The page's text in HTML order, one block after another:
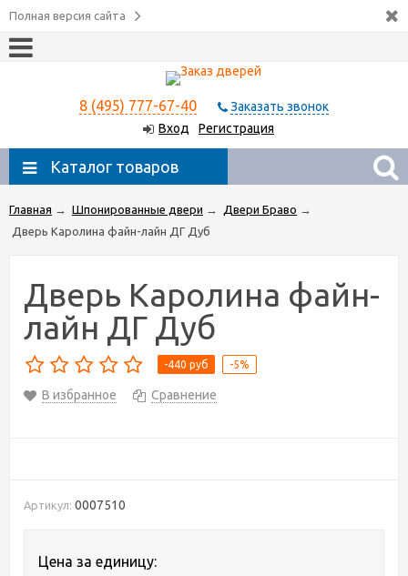
Полная версия сайта
8 (495) 777-67-40
Заказать звонок
Вход
Регистрация
Каталог товаров
Главная → Шпонированные двери → Двери Браво →
Дверь Каролина файн-лайн ДГ Дуб
Дверь Каролина файн-
лайн ДГ Дуб
-440 руб -5%
В избранное Сравнение
Артикул: 0007510
Цена за единицу: